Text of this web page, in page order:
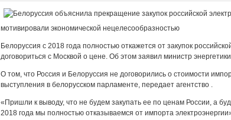
мотивировали экономической нецелесообразностью
Белоруссия с 2018 года полностью откажется от закупок
договориться с Москвой о цене. Об этом заявил министр
О том, что Россия и Белоруссия не договорились о стоимости
выступления в белорусском парламенте, передает агентство .
«Пришли к выводу, что не будем закупать ее по ценам России, а
2018 года мы полностью отказываемся от импорта